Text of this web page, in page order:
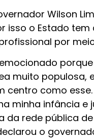
Wilson
isso o Estado
por
muito populosa,
centro como
minha infância e
da rede pública
o